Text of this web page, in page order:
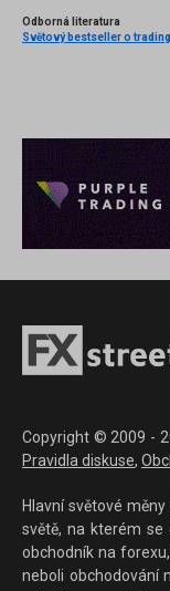
Odborná literatura
Copyright © 2009 -
Pravidla diskuse,
Hlavní světové
světě, na kterém se
obchodník na
neboli obchodování